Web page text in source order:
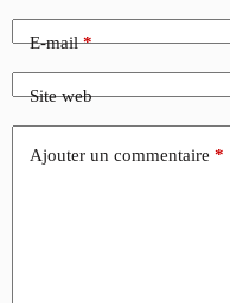
E-mail*
Site web
Ajouter un commentaire *